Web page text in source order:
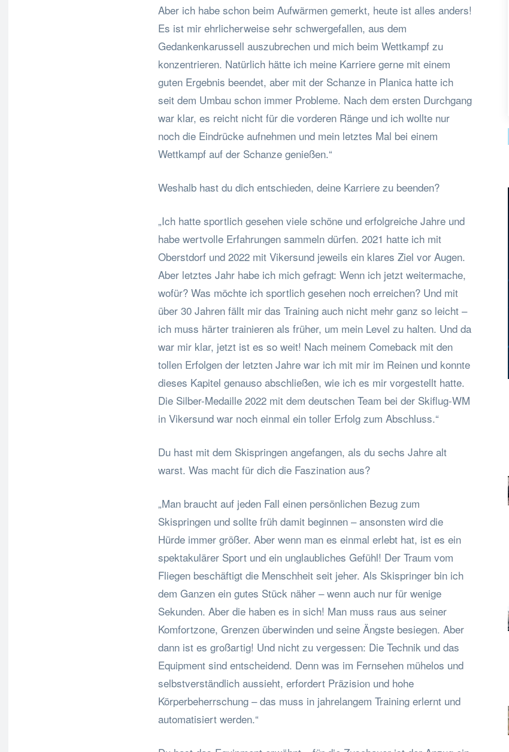
Aber ich habe schon beim Aufwärmen gemerkt, heute ist alles anders!
Es ist mir ehrlicherweise sehr schwergefallen, aus dem
Gedankenkarussell auszubrechen und mich beim Wettkampf zu
konzentrieren. Natürlich hätte ich meine Karriere gerne mit einem
guten Ergebnis beendet, aber mit der Schanze in Planica hatte ich
seit dem Umbau schon immer Probleme. Nach dem ersten Durchgang
war klar, es reicht nicht für die vorderen Ränge und ich wollte nur
noch die Eindrücke aufnehmen und mein letztes Mal bei einem
Wettkampf auf der Schanze genießen.“
Weshalb hast du dich entschieden, deine Karriere zu beenden?
„Ich hatte sportlich gesehen viele schöne und erfolgreiche Jahre und
habe wertvolle Erfahrungen sammeln dürfen. 2021 hatte ich mit
Oberstdorf und 2022 mit Vikersund jeweils ein klares Ziel vor Augen.
Aber letztes Jahr habe ich mich gefragt: Wenn ich jetzt weitermache,
wofür? Was möchte ich sportlich gesehen noch erreichen? Und mit
über 30 Jahren fällt mir das Training auch nicht mehr ganz so leicht –
ich muss härter trainieren als früher, um mein Level zu halten. Und da
war mir klar, jetzt ist es so weit! Nach meinem Comeback mit den
tollen Erfolgen der letzten Jahre war ich mit mir im Reinen und konnte
dieses Kapitel genauso abschließen, wie ich es mir vorgestellt hatte.
Die Silber-Medaille 2022 mit dem deutschen Team bei der Skiflug-WM
in Vikersund war noch einmal ein toller Erfolg zum Abschluss.“
Du hast mit dem Skispringen angefangen, als du sechs Jahre alt
warst. Was macht für dich die Faszination aus?
„Man braucht auf jeden Fall einen persönlichen Bezug zum
Skispringen und sollte früh damit beginnen – ansonsten wird die
Hürde immer größer. Aber wenn man es einmal erlebt hat, ist es ein
spektakulärer Sport und ein unglaubliches Gefühl! Der Traum vom
Fliegen beschäftigt die Menschheit seit jeher. Als Skispringer bin ich
dem Ganzen ein gutes Stück näher – wenn auch nur für wenige
Sekunden. Aber die haben es in sich! Man muss raus aus seiner
Komfortzone, Grenzen überwinden und seine Ängste besiegen. Aber
dann ist es großartig! Und nicht zu vergessen: Die Technik und das
Equipment sind entscheidend. Denn was im Fernsehen mühelos und
selbstverständlich aussieht, erfordert Präzision und hohe
Körperbeherrschung – das muss in jahrelangem Training erlernt und
automatisiert werden.“